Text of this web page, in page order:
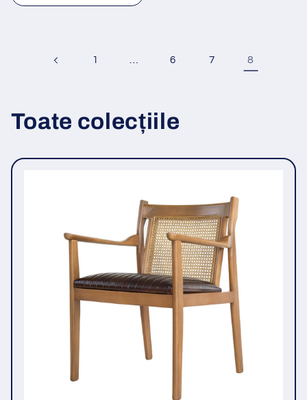
1 … 6 7 8
Toate colecțiile